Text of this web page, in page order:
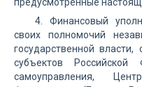
4. Финансовый
своих полномочий
государственной власти,
субъектов Российской
самоуправления,